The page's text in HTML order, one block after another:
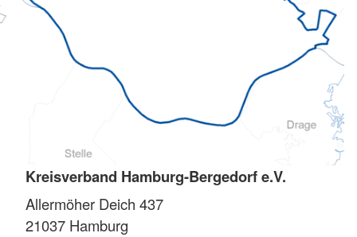
Kreisverband Hamburg-Bergedorf e.V.
Allermöher Deich 437
21037 Hamburg